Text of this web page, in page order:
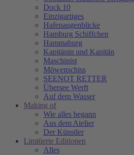
Dock 10
Einzigartiges
Hafenaugen­blicke
Hamburg Schiffchen
Hammaburg
Kapitänin und Kapitän
Maschinist
Möwenschiss
SEENOT RETTER
Übersee Werft
Auf dem Wasser
Making of
Wie alles begann
Aus dem Atelier
Der Künstler
Limitierte Editionen
Alles